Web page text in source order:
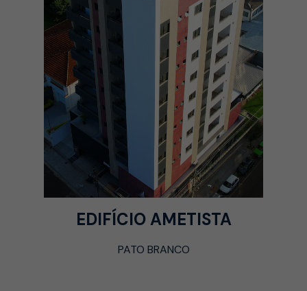
EDIFÍCIO AMETISTA
PATO BRANCO